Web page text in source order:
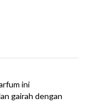
ini
gairah dengan